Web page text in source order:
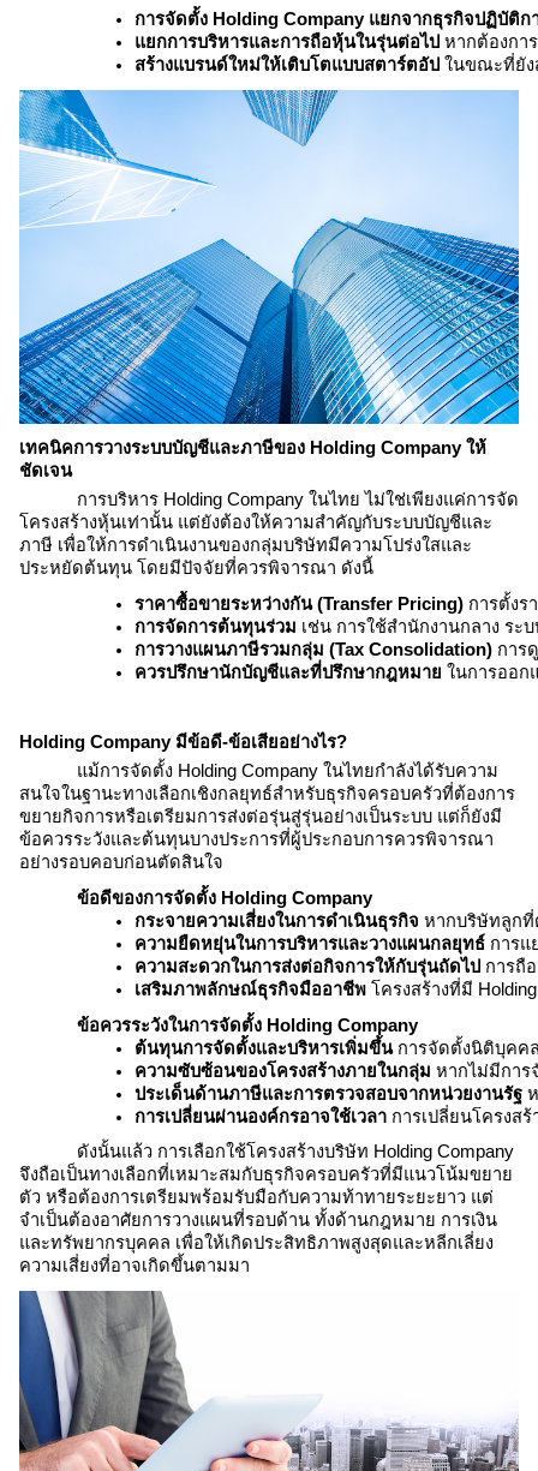
การจัดตั้ง Holding Company แยกจากธุรกิจปฏิบัติก
แยกการบริหารและการถือหุ้นในรุ่นต่อไป หากต้องกา
สร้างแบรนด์ใหม่ให้เติบโตแบบสตาร์ตอัป ในขณะที่ยัง
เทคนิคการวางระบบบัญชีและภาษีของ Holding Companyให้
ชัดเจน
การบริหาร Holding Company ในไทย ไม่ใช่เพียงแค่การจัด
โครงสร้างหุ้นเท่านั้น แต่ยังต้องให้ความสำคัญกับระบบบัญชีและ
ภาษี เพื่อให้การดำเนินงานของกลุ่มบริษัทมีความโปร่งใสและ
ประหยัดต้นทุน โดยมีปัจจัยที่ควรพิจารณา ดังนี้
ราคาซื้อขายระหว่างกัน (Transfer Pricing) การตั้งร
การจัดการต้นทุนร่วม เช่น การใช้สำนักงานกลาง ร
การวางแผนภาษีรวมกลุ่ม (Tax Consolidation) การ
ควรปรึกษานักบัญชีและที่ปรึกษากฎหมาย ในการออก
Holding Companyมีข้อดี-ข้อเสียอย่างไร?
แม้การจัดตั้ง Holding Company ในไทยกำลังได้รับความ
สนใจในฐานะทางเลือกเชิงกลยุทธ์สำหรับธุรกิจครอบครัวที่ต้องการ
ขยายกิจการหรือเตรียมการส่งต่อรุ่นสู่รุ่นอย่างเป็นระบบ แต่ก็ยังมี
ข้อควรระวังและต้นทุนบางประการที่ผู้ประกอบการควรพิจารณา
อย่างรอบคอบก่อนตัดสินใจ
ข้อดีของการจัดตั้ง Holding Company
กระจายความเสี่ยงในการดำเนินธุรกิจ หากบริษัทลูกที่
ความยืดหยุ่นในการบริหารและวางแผนกลยุทธ์ การแ
ความสะดวกในการส่งต่อกิจการให้กับรุ่นถัดไป การถื
เสริมภาพลักษณ์ธุรกิจมืออาชีพ โครงสร้างที่มี
ข้อควรระวังในการจัดตั้ง Holding Company
ต้นทุนการจัดตั้งและบริหารเพิ่มขึ้น การจัดตั้งนิติบุคคล
ความซับซ้อนของโครงสร้างภายในกลุ่ม หากไม่มีการ
ประเด็นด้านภาษีและการตรวจสอบจากหน่วยงานรัฐ
การเปลี่ยนผ่านองค์กรอาจใช้เวลา การเปลี่ยนโครงส
ดังนั้นแล้ว การเลือกใช้โครงสร้างบริษัท Holding Company
จึงถือเป็นทางเลือกที่เหมาะสมกับธุรกิจครอบครัวที่มีแนวโน้มขยาย
ตัว หรือต้องการเตรียมพร้อมรับมือกับความท้าทายระยะยาว แต่
จำเป็นต้องอาศัยการวางแผนที่รอบด้าน ทั้งด้านกฎหมาย การเงิน
และทรัพยากรบุคคล เพื่อให้เกิดประสิทธิภาพสูงสุดและหลีกเลี่ยง
ความเสี่ยงที่อาจเกิดขึ้นตามมา